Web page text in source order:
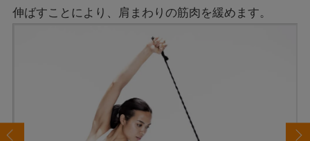
伸ばすことにより、肩まわりの筋肉を緩めます。